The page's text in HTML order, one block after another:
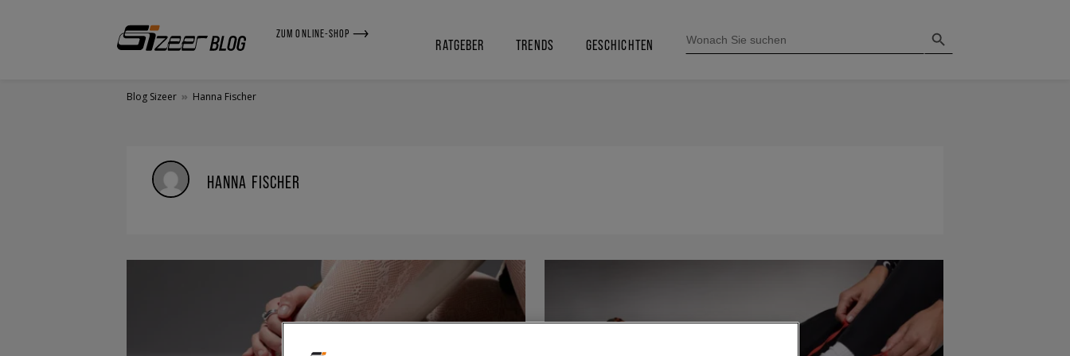
ZUM ONLINE-SHOP
RATGEBER TRENDS GESCHICHTEN
FOR:
Blog Sizeer » Hanna Fischer
HANNA FISCHER